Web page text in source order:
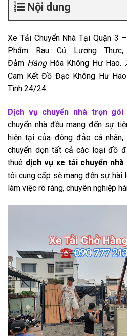
Nội dung
Xe Tải Chuyển Nhà Tại Quận 3
Phẩm Rau Củ Lương
Đảm HàngHóa Không Hư Hao.
Cam Kết Đồ Đạc Không Hư
Tình 24/24.
Dịch vụ chuyển nhà trọn gói
chuyển nhà đều mang đến sự
hiện tại của đông đảo cá
chuyển dọn tất cả các loại đồ
thuê dịch vụ xe tải chuyển nhà
tôi cung cấp sẽ mang đến sự hài
làm việc rõ ràng, chuyên nghiệp